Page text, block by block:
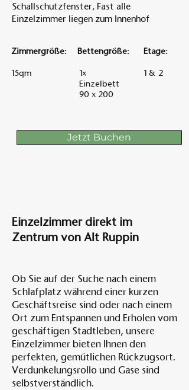
Schallschutzfenster, Fast alle
Einzelzimmer liegen zum Innenhof
Zimmergröße:
15qm
Bettengröße:
1x
Einzelbett
90 x 200
Etage:
1 & 2
Jetzt Buchen
Einzelzimmer direkt im
Zentrum von Alt Ruppin
Ob Sie auf der Suche nach einem
Schlafplatz während einer kurzen
Geschäftsreise sind oder nach einem
Ort zum Entspannen und Erholen vom
geschäftigen Stadtleben, unsere
Einzelzimmer bieten Ihnen den
perfekten, gemütlichen Rückzugsort.
Verdunkelungsrollo und Gase sind
selbstverständlich.